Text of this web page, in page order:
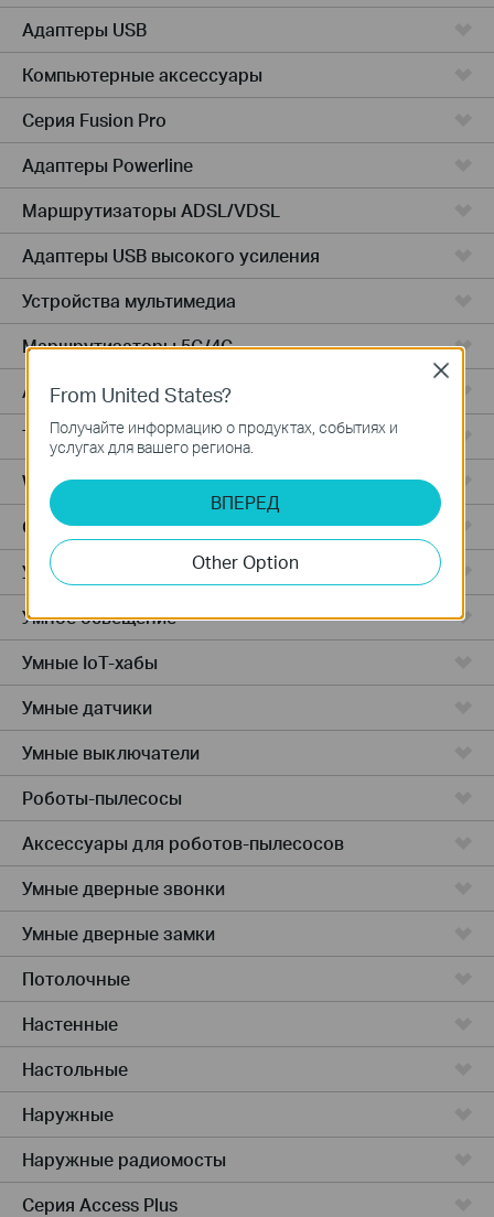
Адаптеры USB
Компьютерные аксессуары
Серия Fusion Pro
Адаптеры Powerline
Маршрутизаторы ADSL/VDSL
Адаптеры USB высокого усиления
Устройства мультимедиа
Маршрутизаторы 5G/4G
Адаптеры PCIe
Точки доступа
Wireless USB Adapters
Облачные камеры
Умные розетки
Умное освещение
Умные IoT-хабы
Умные датчики
Умные выключатели
Роботы-пылесосы
Аксессуары для роботов-пылесосов
Умные дверные звонки
Умные дверные замки
Потолочные
Настенные
Настольные
Наружные
Наружные радиомосты
Серия Access Plus
From United States?
Получайте информацию о продуктах, событиях и
услугах для вашего региона.
ВПЕРЕД
Other Option
Close